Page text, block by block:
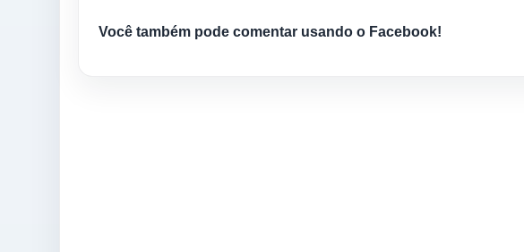
Você também pode comentar usando o Facebook!